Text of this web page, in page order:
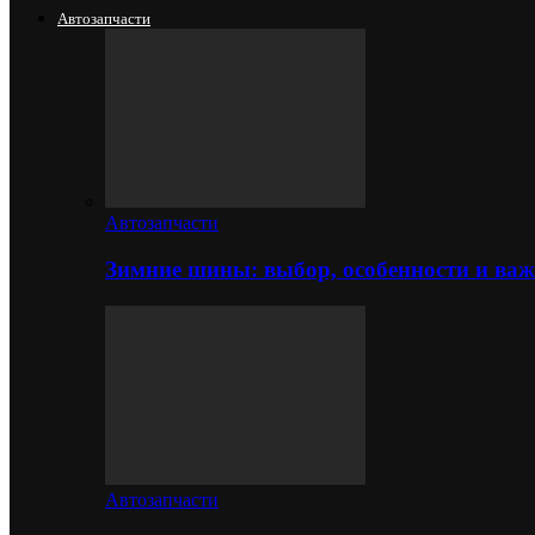
Автозапчасти
Автозапчасти
Зимние шины: выбор, особенности и
Автозапчасти